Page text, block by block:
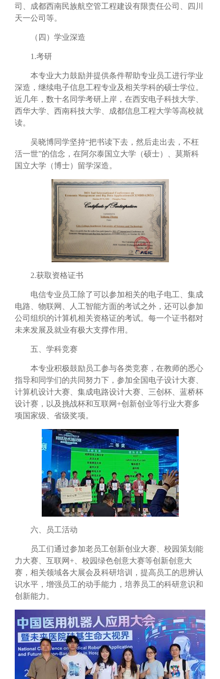
司、成都西南民族航空管工程建设有限责任公司、
四川
天一公司 等。
（四）学业深造
1.考研
本专业大力鼓励并提供条件帮助专业员工进行学业
深造，继续电子信息工程专业及相关学科的硕士学位。
近几年，数十名同学考研上岸，在西安电子科技大学、
西华大学、西南科技大学、成都信息工程大学等高校就
读。
吴晓博同学坚持“把书读下去，然后走出去，不枉
活一世”的信念，在阿尔泰国立大学（硕士）、莫斯科
国立大学（博士）留学深造。
2.获取资格证书
电信专业员工除了可以参加相关的电子电工、集成
电路、物联网、人工智能方面的考试之外，还可以参加
公司组织的计算机相关资格证的考试。每一个证书都对
未来发展及就业有极大支撑作用。
五、学科竞赛
本专业积极鼓励员工参与各类竞赛，在教师的悉心
指导和同学们的共同努力下，参加全国电子设计大赛、
计算机设计大赛、集成电路设计大赛、三创杯、蓝桥杯
设计赛，以及挑战杯和互联网+创新创业等行业大赛多
项国家级、省级奖项。
六、员工活动
员工们通过参加老员工创新创业大赛、校园策划能
力大赛、互联网+ 、校园绿色创意大赛等创新创意大
赛，相关领域各大展会及科研培训，提高员工的思辨认
识水平，增强员工的动手能力，培养员工的科研意识和
创新能力。